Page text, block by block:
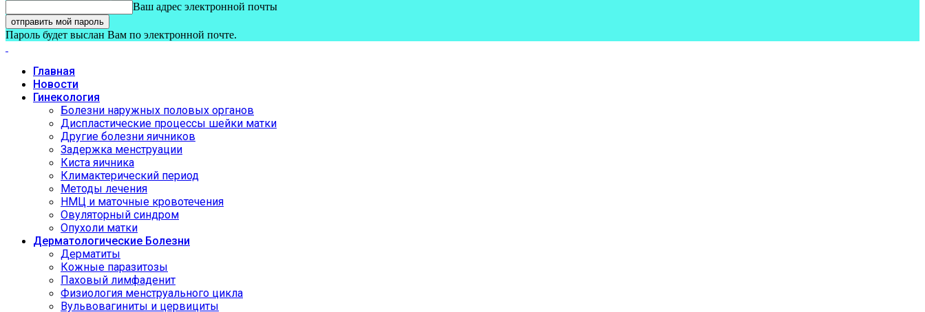
Ваш адрес электронной почты
Пароль будет выслан Вам по электронной почте.
Главная
Новости
Гинекология
Болезни наружных половых органов
Диспластические процессы шейки матки
Другие болезни яичников
Задержка менструации
Киста яичника
Климактерический период
Методы лечения
НМЦ и маточные кровотечения
Овуляторный синдром
Опухоли матки
Дерматологические Болезни
Дерматиты
Кожные паразитозы
Паховый лимфаденит
Физиология менструального цикла
Вульвовагиниты и цервициты